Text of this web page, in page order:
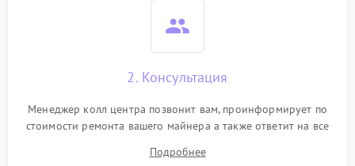
2. Консультация
Менеджер колл центра позвонит вам, проинформирует по
стоимости ремонта вашего майнера а также ответит на все
Подробнее